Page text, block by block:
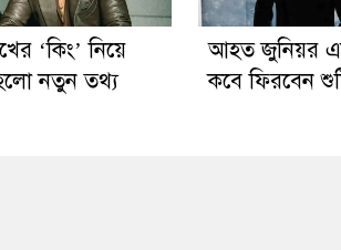
‘কিং’ নিয়ে
নতুন তথ্য
আহত জুনিয়র
কবে ফিরবেন